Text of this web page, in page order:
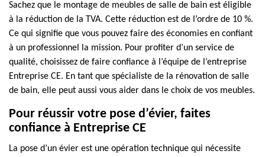
Sachez que le montage de meubles de salle de bain est éligible
à la réduction de la TVA. Cette réduction est de l’ordre de 10 %.
Ce qui signifie que vous pouvez faire des économies en confiant
à un professionnel la mission. Pour profiter d’un service de
qualité, choisissez de faire confiance à l’équipe de l’entreprise
Entreprise CE. En tant que spécialiste de la rénovation de salle
de bain, elle peut aussi vous aider dans le choix de vos meubles.
Pour réussir votre pose d’évier, faites
confiance à Entreprise CE
La pose d’un évier est une opération technique qui nécessite